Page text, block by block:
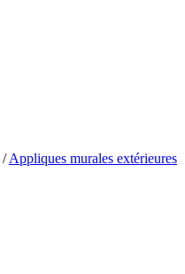
/ Appliques murales extérieures